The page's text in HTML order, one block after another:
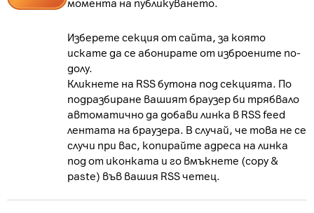
момента на публикуването.
Изберете секция от сайта, за която
искате да се абонирате от изброените по-
долу.
Кликнете на RSS бутона под секцията. По
подразбиране вашият браузер би трябвало
автоматично да добави линка в RSS feed
лентата на браузера. В случай, че това не се
случи при вас, копирайте адреса на линка
под от иконката и го вмъкнете (copy &
paste) във вашия RSS четец.